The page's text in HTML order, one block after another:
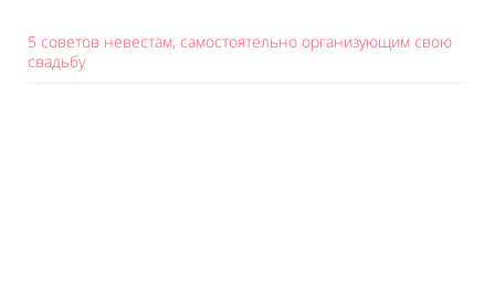
5 советов невестам, самостоятельно организующим свою
свадьбу